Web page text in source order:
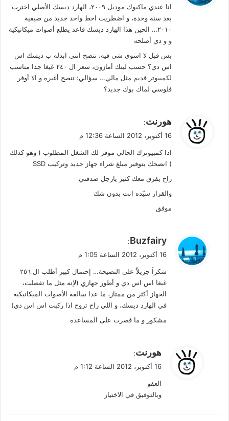
ل
انا عندي ماكبوك موديل ٢٠٠٩، الهارد ديسك الأصلي اخترب
بعد سنة وحدة، و اضطريت احط واحد جديد من صيفية
٢٠١٠… الحين هذا الهارد ديسك قاعد يطلع أصوات ميكانيكية
و و دي أصلحه
بس قبل لا اسوي شي فيه، تنصح انني ابدله ب ديسك اس
اس دي؟ حسب لينك أمازون، سعر ال ٢٤٠ غيغا جدا مناسب
لكمبيوتر قديم مثل مالي… سؤالي: تنصح أغيره و الا أوفر
فلوسي لماك بوك جديد؟
ل
هورنت:
16 أكتوبر، 2012 الساعة 12:36 م
اذا كمبيوترك الحالي موفر لك الشغل المطلوب ( وهو كذلك
) انصحك بتوفير مبلغ شراء جهاز جديد وتركيب SSD
راح يفرق معك كثير يارجل صدقني
والقرار سيّده انت بدون شك
موفق
ي
ل
Buzfairy
:
16 أكتوبر، 2012 الساعة 1:05 م
شكراً جزيلاً على النصيحة… إحتمال كبير أطلب ال ٢٥٦
غيغا اس اس دي و أطور جهازي (لإنه مثل ما تفضلت،
الجهاز أكثر من ممتاز، ما عدا سالفة الأصوات الميكانيكية
في الهارد ديسك، و اللي راح تروح اذا ركبت اس اس دي)
مشكور و ما قصرت على المساعدة
ل
هورنت:
16 أكتوبر، 2012 الساعة 1:12 م
العفو
وبالتوفيق في الاختيار